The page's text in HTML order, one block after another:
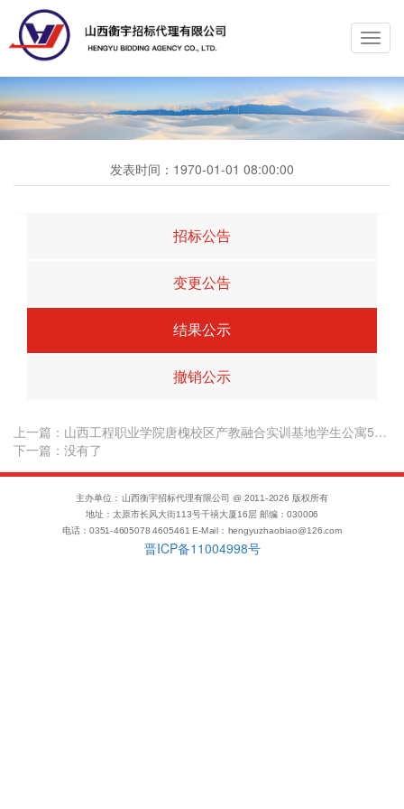
发表时间： 1970-01-01 08:00:00
招标公告
变更公告
结果公示
撤销公示
上一篇： 山西工程职业学院唐槐校区产教融合实训基地学生公寓5#-8#楼太阳能热水工程项目施工成交结果公告
下一篇：没有了
主办单位：山西衡宇招标代理有限公司 @ 2011-2026 版权所有
地址：太原市长风大街113号千禧大厦16层 邮编：030006
电话：0351-4605078 4605461 E-Mail：hengyuzhaobiao@126.com
晋ICP备11004998号